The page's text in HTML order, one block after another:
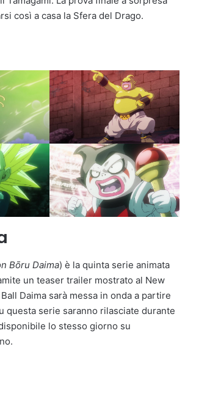
così a casa la Sfera del Drago.
Bōru Daima) è la quinta serie animata
un teaser trailer mostrato al New
Daima sarà messa in onda a partire
questa serie saranno rilasciate durante
lo stesso giorno su